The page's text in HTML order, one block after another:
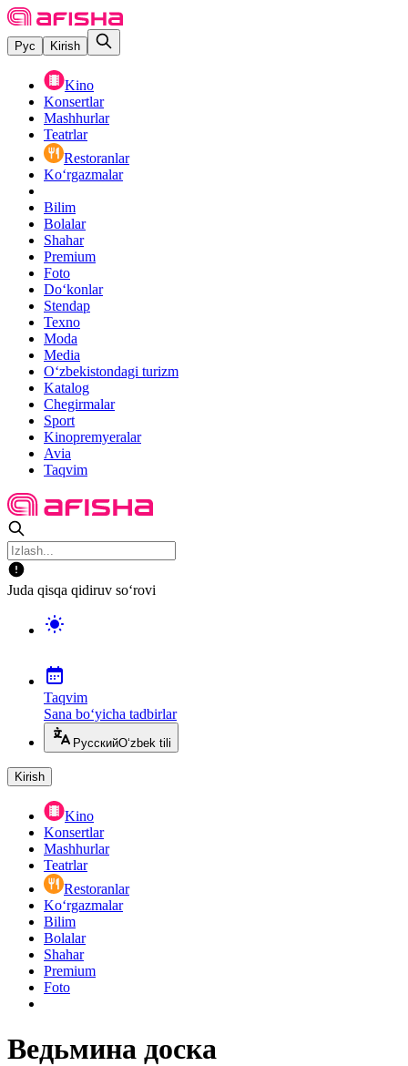
Рус Kirish
Kino
Konsertlar
Mashhurlar
Teatrlar
Restoranlar
Ko‘rgazmalar
Bilim
Bolalar
Shahar
Premium
Foto
Do‘konlar
Stendap
Texno
Moda
Media
O‘zbekistondagi turizm
Katalog
Chegirmalar
Sport
Kinopremyeralar
Avia
Taqvim
Juda qisqa qidiruv so‘rovi
Taqvim
Sana bo‘yicha tadbirlar
РусскийO‘zbek tili
Kirish
Kino
Konsertlar
Mashhurlar
Teatrlar
Restoranlar
Ko‘rgazmalar
Bilim
Bolalar
Shahar
Premium
Foto
Ведьмина доска